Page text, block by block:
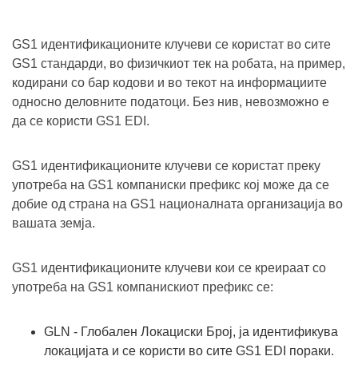
GS1 идентификационите клучеви се користат во сите
GS1 стандарди, во физичкиот тек на робата, на пример,
кодирани со бар кодови и во текот на информациите
односно деловните податоци. Без нив, невозможно е
да се користи GS1 EDI.
GS1 идентификационите клучеви се користат преку
употреба на GS1 компаниски префикс кој може да се
добие од страна на GS1 националната организација во
вашата земја.
GS1 идентификационите клучеви кои се креираат со
употреба на GS1 компанискиот префикс се:
GLN - Глобален Локациски Број, ја идентификува
локацијата и се користи во сите GS1 EDI пораки.